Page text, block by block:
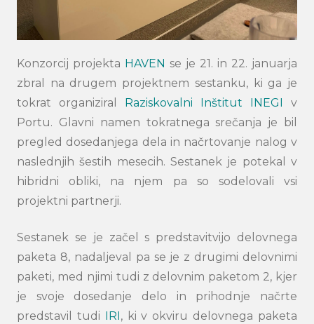
Konzorcij projekta HAVEN se je 21. in 22. januarja
zbral na drugem projektnem sestanku, ki ga je
tokrat organiziral Raziskovalni Inštitut INEGI
v
Portu. Glavni namen tokratnega srečanja je bil
pregled dosedanjega dela in načrtovanje nalog v
naslednjih šestih mesecih. Sestanek je potekal v
hibridni obliki, na njem pa so sodelovali vsi
projektni partnerji.
Sestanek se je začel s predstavitvijo delovnega
paketa 8, nadaljeval pa se je z drugimi delovnimi
paketi, med njimi tudi z delovnim paketom 2, kjer
je svoje dosedanje delo in prihodnje načrte
predstavil tudi IRI, ki v okviru delovnega paketa